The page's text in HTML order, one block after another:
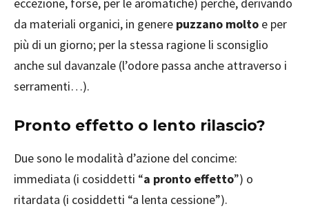
da materiali organici, in genere puzzano molto e per
più di un giorno; per la stessa ragione li sconsiglio
anche sul davanzale (l’odore passa anche attraverso i
serramenti…).
Pronto effetto o lento rilascio?
Due sono le modalità d’azione del concime:
immediata (i cosiddetti “a pronto effetto”) o
ritardata (i cosiddetti “a lenta cessione”).